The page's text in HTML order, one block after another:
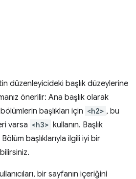
düzenleyicideki başlık düzeylerine
önerilir: Ana başlık olarak
başlıkları için <h2> , bu
varsa <h3> kullanın. Başlık
başlıklarıyla ilgili iyi bir
bir sayfanın içeriğini